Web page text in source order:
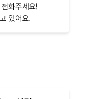
화주세요!
있어요.